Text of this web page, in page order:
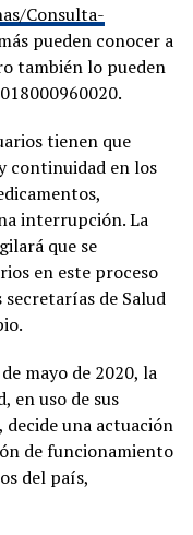
Consulta-
pueden conocer a
también lo pueden
tienen que
continuidad en los
interrupción. La
que se
en este proceso
de Salud
mayo de 2020, la
en uso de sus
una actuación
de funcionamiento
del país,